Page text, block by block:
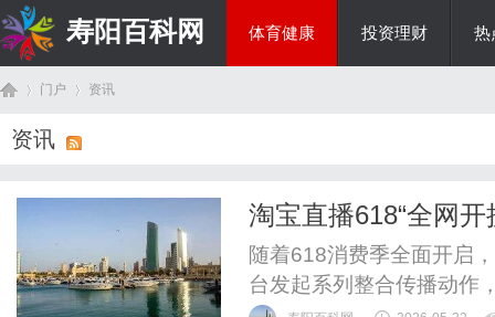
寿阳百科网 体育健康 投资理财 热
门户 资讯
资讯
淘宝直播618“全网
大活动声量
随着618消费季全面开启
台发起系列整合传播动作